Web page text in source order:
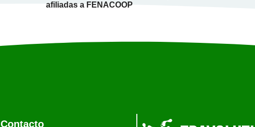
afiliadas a FENACOOP
Contacto